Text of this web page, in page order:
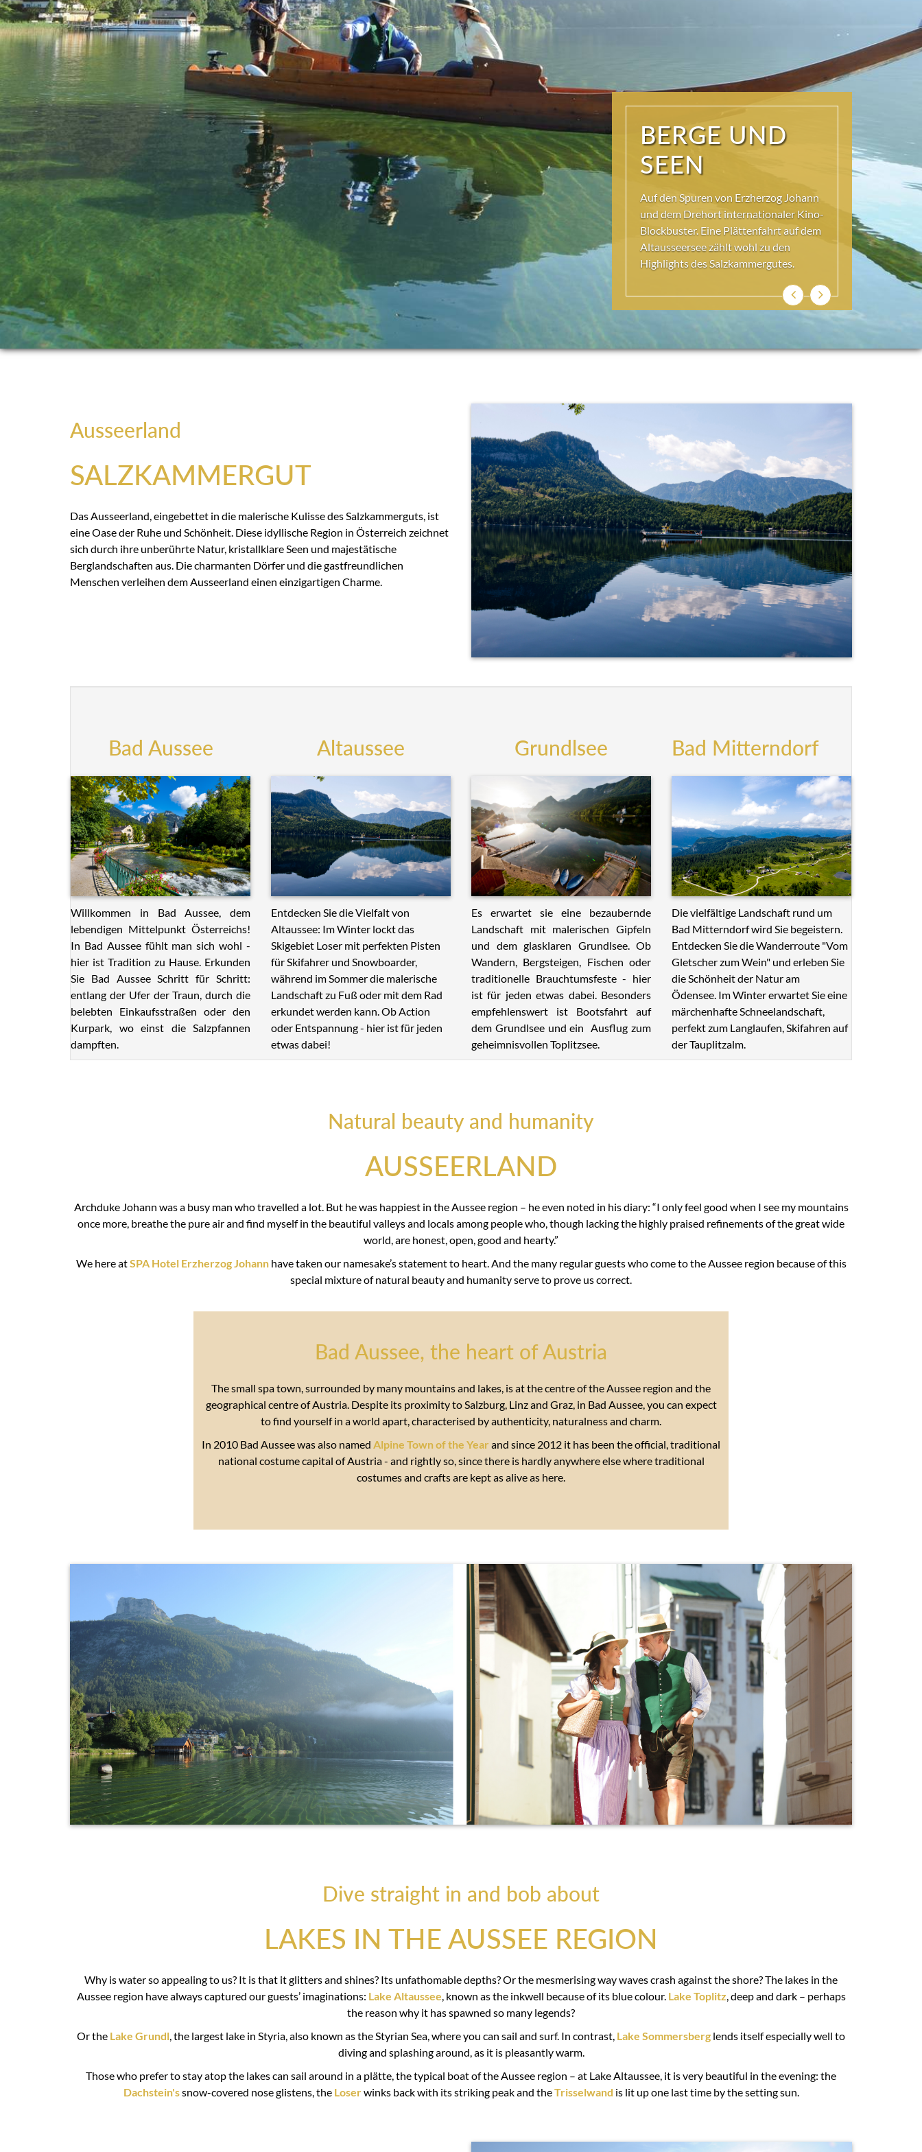
NATUR PUR
Seit jeher schöpfen Menschen im
Ausseerland neue Kraft und viel
Inspiration. Das Wirkungsvermögen
kommt aus der Natur und ihren ewigen
Gestalten – den Bergen und Seen.
Previous
Next
Ausseerland
SALZKAMMERGUT
Das Ausseerland, eingebettet in die malerische Kulisse des Salzkammerguts, ist
eine Oase der Ruhe und Schönheit. Diese idyllische Region in Österreich zeichnet
sich durch ihre unberührte Natur, kristallklare Seen und majestätische
Berglandschaften aus. Die charmanten Dörfer und die gastfreundlichen
Menschen verleihen dem Ausseerland einen einzigartigen Charme.
Bad Aussee
Willkommen in Bad Aussee, dem
lebendigen Mittelpunkt Österreichs!
In Bad Aussee fühlt man sich wohl -
hier ist Tradition zu Hause. Erkunden
Sie Bad Aussee Schritt für Schritt:
entlang der Ufer der Traun, durch die
belebten Einkaufsstraßen oder den
Kurpark, wo einst die Salzpfannen
dampften.
Altaussee
Entdecken Sie die Vielfalt von
Altaussee: Im Winter lockt das
Skigebiet Loser mit perfekten Pisten
für Skifahrer und Snowboarder,
während im Sommer die malerische
Landschaft zu Fuß oder mit dem Rad
erkundet werden kann. Ob Action
oder Entspannung - hier ist für jeden
etwas dabei!
Grundlsee
Es erwartet sie eine bezaubernde
Landschaft mit malerischen Gipfeln
und dem glasklaren Grundlsee. Ob
Wandern, Bergsteigen, Fischen oder
traditionelle Brauchtumsfeste - hier
ist für jeden etwas dabei. Besonders
empfehlenswert ist Bootsfahrt auf
dem Grundlsee und ein Ausflug zum
geheimnisvollen Toplitzsee.
Bad Mitterndorf
Die vielfältige Landschaft rund um
Bad Mitterndorf wird Sie begeistern.
Entdecken Sie die Wanderroute "Vom
Gletscher zum Wein" und erleben Sie
die Schönheit der Natur am
Ödensee. Im Winter erwartet Sie eine
märchenhafte Schneelandschaft,
perfekt zum Langlaufen, Skifahren auf
der Tauplitzalm.
Natural beauty and humanity
AUSSEERLAND
Archduke Johann was a busy man who travelled a lot. But he was happiest in the Aussee region – he even noted in his diary: “I only feel good when I see my mountains
once more, breathe the pure air and find myself in the beautiful valleys and locals among people who, though lacking the highly praised refinements of the great wide
world, are honest, open, good and hearty.”
We here atSPA Hotel Erzherzog Johannhave taken our namesake’s statement to heart. And the many regular guests who come to the Aussee region because of this
special mixture of natural beauty and humanity serve to prove us correct.
Bad Aussee, the heart of Austria
The small spa town, surrounded by many mountains and lakes, is at the centre of the Aussee region and the
geographical centre of Austria. Despite its proximity to Salzburg, Linz and Graz, in Bad Aussee, you can expect
to find yourself in a world apart, characterised by authenticity, naturalness and charm.
In 2010 Bad Aussee was also named Alpine Town of the Year and since 2012 it has been the official, traditional
national costume capital of Austria - and rightly so, since there is hardly anywhere else where traditional
costumes and crafts are kept as alive as here.
Dive straight in and bob about
LAKES IN THE AUSSEE REGION
Why is water so appealing to us? It is that it glitters and shines? Its unfathomable depths? Or the mesmerising way waves crash against the shore? The lakes in the
Aussee region have always captured our guests’ imaginations: Lake Altaussee, known as the inkwell because of its blue colour. Lake Toplitz, deep and dark – perhaps
the reason why it has spawned so many legends?
Or the Lake Grundl, the largest lake in Styria, also known as the Styrian Sea, where you can sail and surf. In contrast, Lake Sommersberg lends itself especially well to
diving and splashing around, as it is pleasantly warm.
Those who prefer to stay atop the lakes can sail around in a plätte, the typical boat of the Aussee region – at Lake Altaussee, it is very beautiful in the evening: the
Dachstein'ssnow-covered nose glistens, the Loserwinks back with its striking peak and theTrisselwand is lit up one last time by the setting sun.